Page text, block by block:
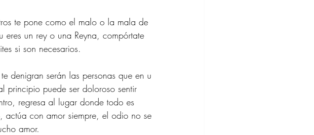
te pone como el malo o la mala de
un rey o una Reyna, compórtate
si son necesarios.
denigran serán las personas que en u
principio puede ser doloroso sentir
regresa al lugar donde todo es
actúa con amor siempre, el odio no se
amor.